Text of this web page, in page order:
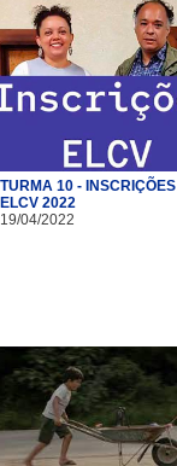
TURMA 10 - INSCRIÇÕES
ELCV 2022
19/04/2022